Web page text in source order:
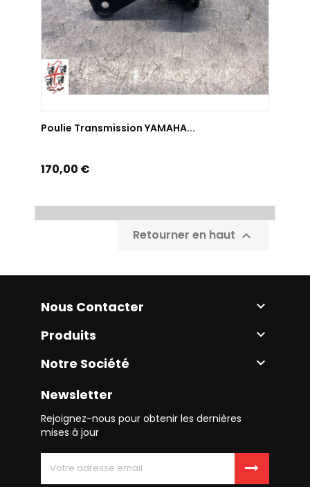
Poulie Transmission YAMAHA...
Prix
170,00 €
Retourner en haut 
Nous Contacter 
Produits 
Notre Société 
Newsletter
Rejoignez-nous pour obtenir les dernières
mises à jour